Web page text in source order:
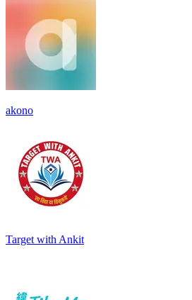
akono
Target with Ankit